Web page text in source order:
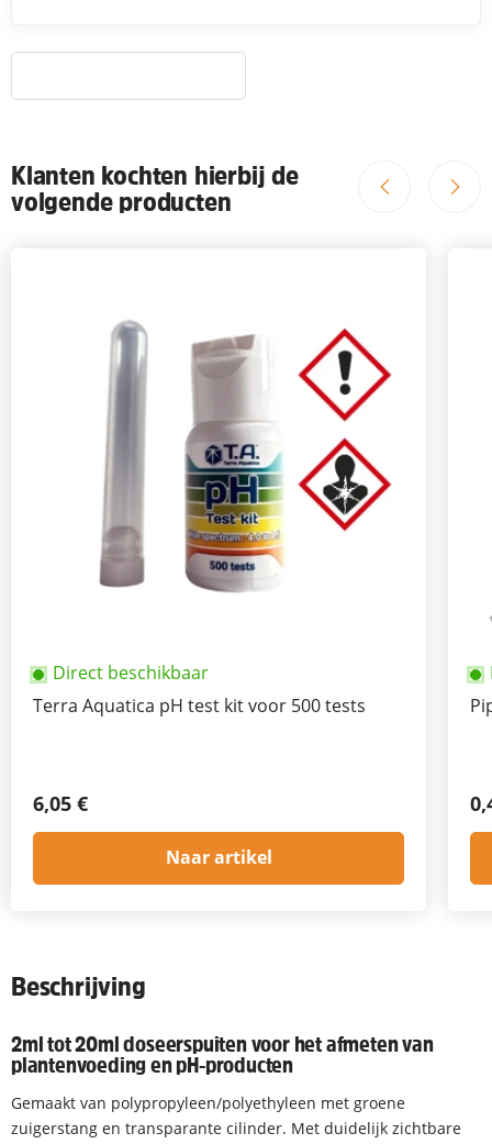
Klanten kochten hierbij de
volgende producten
Direct beschikbaar
Terra Aquatica pH test kit voor 500 tests
6,05 €
Naar artikel
Beschrijving
2ml tot 20ml doseerspuiten voor het afmeten van
plantenvoeding en pH-producten
Gemaakt van polypropyleen/polyethyleen met groene
zuigerstang en transparante cilinder. Met duidelijk zichtbare